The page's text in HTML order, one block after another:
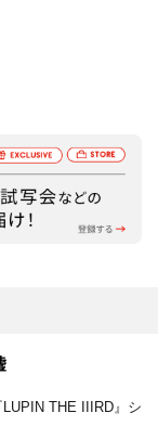
THE IIIRD』シ